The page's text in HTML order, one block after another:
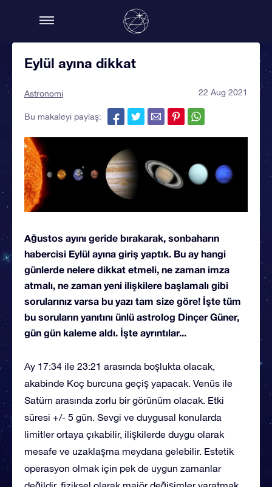
Eylül ayına dikkat
Astronomi 22 Aug 2021
Bu makaleyi paylaş:
Ağustos ayını geride bırakarak, sonbaharın
habercisi Eylül ayına giriş yaptık. Bu ay hangi
günlerde nelere dikkat etmeli, ne zaman imza
atmalı, ne zaman yeni ilişkilere başlamalı gibi
sorularınız varsa bu yazı tam size göre! İşte tüm
bu soruların yanıtını ünlü astrolog Dinçer Güner,
gün gün kaleme aldı. İşte ayrıntılar...
Ay 17:34 ile 23:21 arasında boşlukta olacak,
akabinde Koç burcuna geçiş yapacak. Venüs ile
Satürn arasında zorlu bir görünüm olacak. Etki
süresi +/- 5 gün. Sevgi ve duygusal konularda
limitler ortaya çıkabilir, ilişkilerde duygu olarak
mesafe ve uzaklaşma meydana gelebilir. Estetik
operasyon olmak için pek de uygun zamanlar